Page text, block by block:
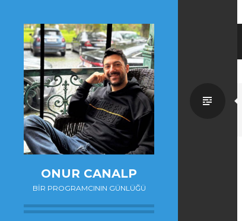
ONUR CANALP
BIR PROGRAMCININ GÜNLÜĞÜ